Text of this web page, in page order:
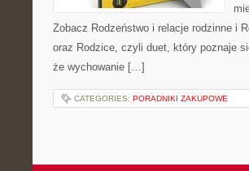
Zobacz Rodzeństwo i relacje rodzinne i
oraz Rodzice, czyli duet, który poznaje
że wychowanie […]
CATEGORIES: PORADNIKI ZAKUPOWE